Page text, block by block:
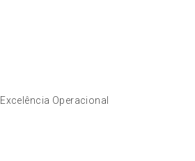
Operacional